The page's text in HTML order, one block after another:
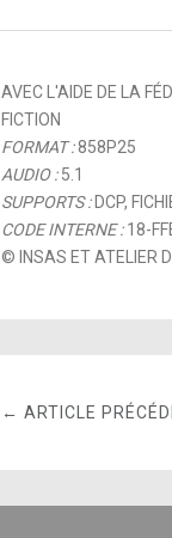
AVEC L'AIDE DE LA
FICTION
FORMAT :858P25
AUDIO :5.1
SUPPORTS :DCP,
CODE INTERNE :18-
© INSAS ET ATELIER
← ARTICLE